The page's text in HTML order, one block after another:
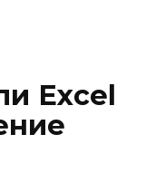
Excel